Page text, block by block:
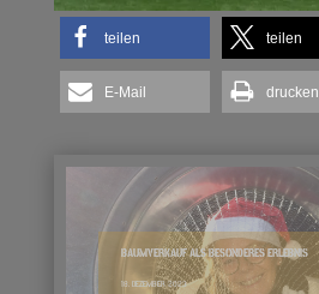
teilen teilen
E-Mail drucken
BAUMVERKAUF ALS BESONDERES ERLEBNIS
18. DEZEMBER 2023